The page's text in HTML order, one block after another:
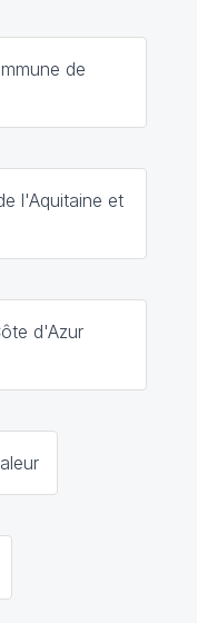
de
l'Aquitaine et
d'Azur